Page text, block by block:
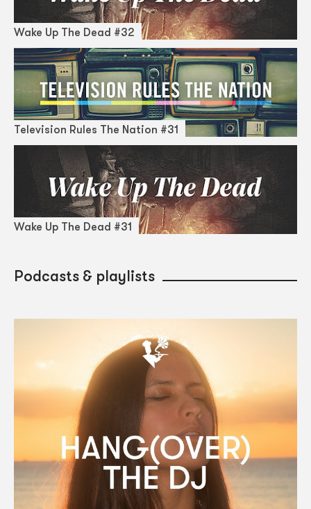
Wake Up The Dead #32
Television Rules The Nation #31
Wake Up The Dead #31
Podcasts & playlists